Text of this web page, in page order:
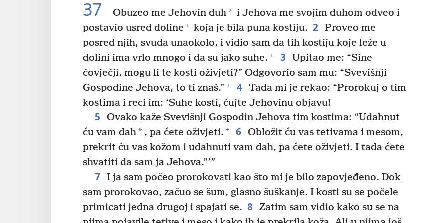
37 Obuzeo me Jehovin duh* i Jehova me svojim duhom odveo i
postavio usred doline + koja je bila puna kostiju. 2 Proveo me
posred njih, svuda unaokolo, i vidio sam da tih kostiju koje leže u
dolini ima vrlo mnogo i da su jako suhe. + 3
Upitao me: “Sine
čovječji, mogu li te kosti oživjeti?” Odgovorio sam mu: “Svevišnji
Gospodine Jehova, to ti znaš.” + 4 Tada mi je rekao: “Prorokuj o tim
kostima i reci im: ‘Suhe kosti, čujte Jehovinu objavu!
5
Ovako kaže Svevišnji Gospodin Jehova tim kostima: “Udahnut
ću vam dah* , pa ćete oživjeti. + 6 Obložit ću vas tetivama i mesom,
prekrit ću vas kožom i udahnuti vam dah, pa ćete oživjeti. I tada ćete
shvatiti da sam ja Jehova.”’”
7 I ja sam počeo prorokovati kao što mi je bilo zapovjeđeno. Dok
sam prorokovao, začuo se šum, glasno šuškanje. I kosti su se počele
primicati jedna drugoj i spajati se. 8 Zatim sam vidio kako su se na